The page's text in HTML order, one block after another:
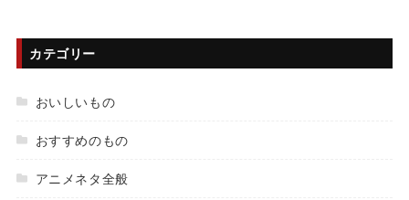
カテゴリー
おいしいもの
おすすめのもの
アニメネタ全般